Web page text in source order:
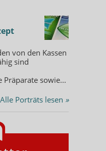
von den Kassen
sind
sowie...
Alle Porträts lesen »